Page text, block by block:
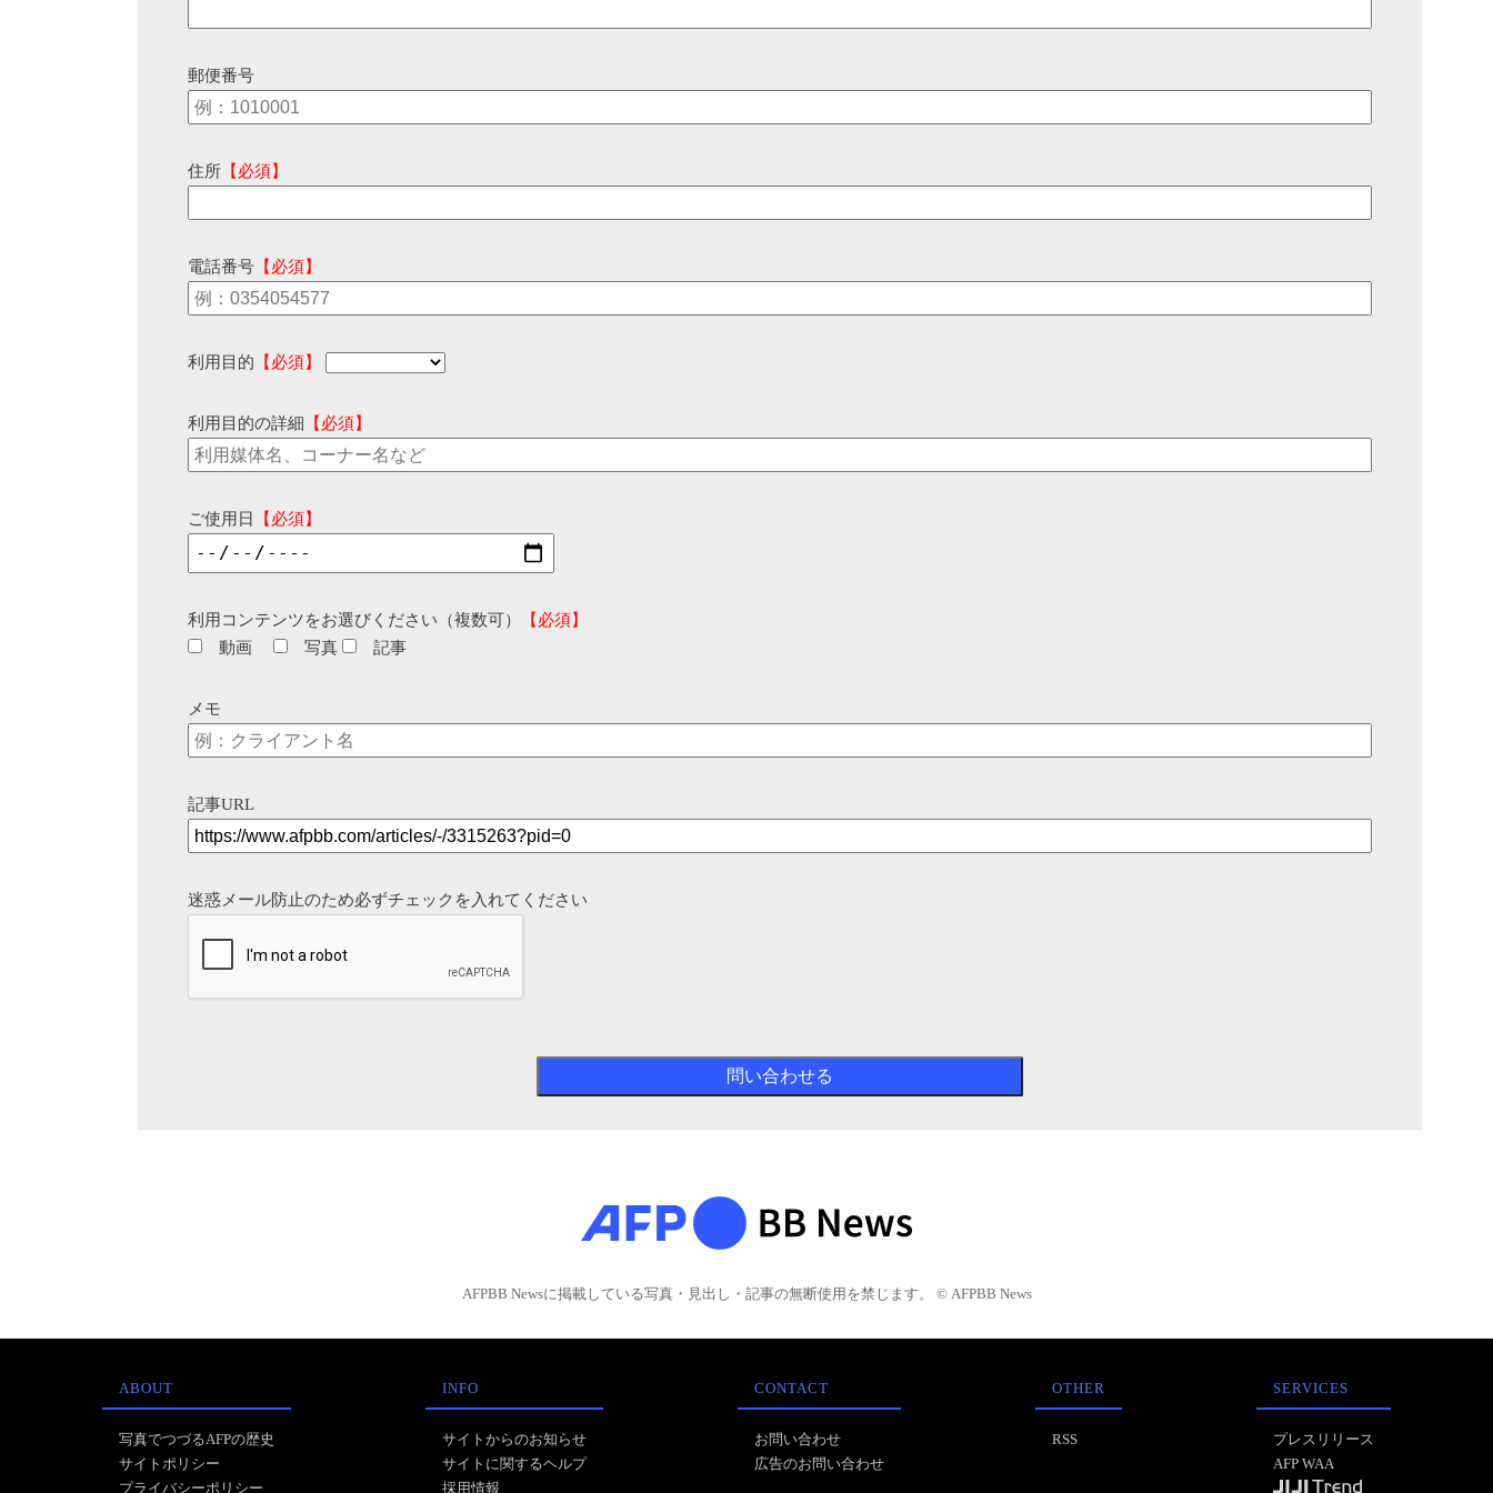
郵便番号
住所 【必須】
電話番号 【必須】
利用目的 【必須】
利用目的の詳細 【必須】
ご使用日 【必須】
利用コンテンツをお選びください（複数可）
【必須】
動画
写真 記事
メモ
記事URL
迷惑メール防止のため必ずチェックを入れてください
AFPBB Newsに掲載している写真・見出し・記事の無断使用を禁じます。 © AFPBB News
ABOUT
写真でつづるAFPの歴史
サイトポリシー
プライバシーポリシー
INFO
サイトからのお知らせ
サイトに関するヘルプ
採用情報
CONTACT
お問い合わせ
広告のお問い合わせ
OTHER
RSS
SERVICES
プレスリリース
AFP WAA